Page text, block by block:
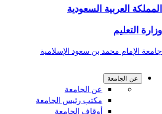
المملكة العربية السعودية
وزارة التعليم
جامعة الإمام محمد بن سعود الإسلامية
عن الجامعة
عن الجامعة
مكتب رئيس الجامعة
أوقاف الجامعة